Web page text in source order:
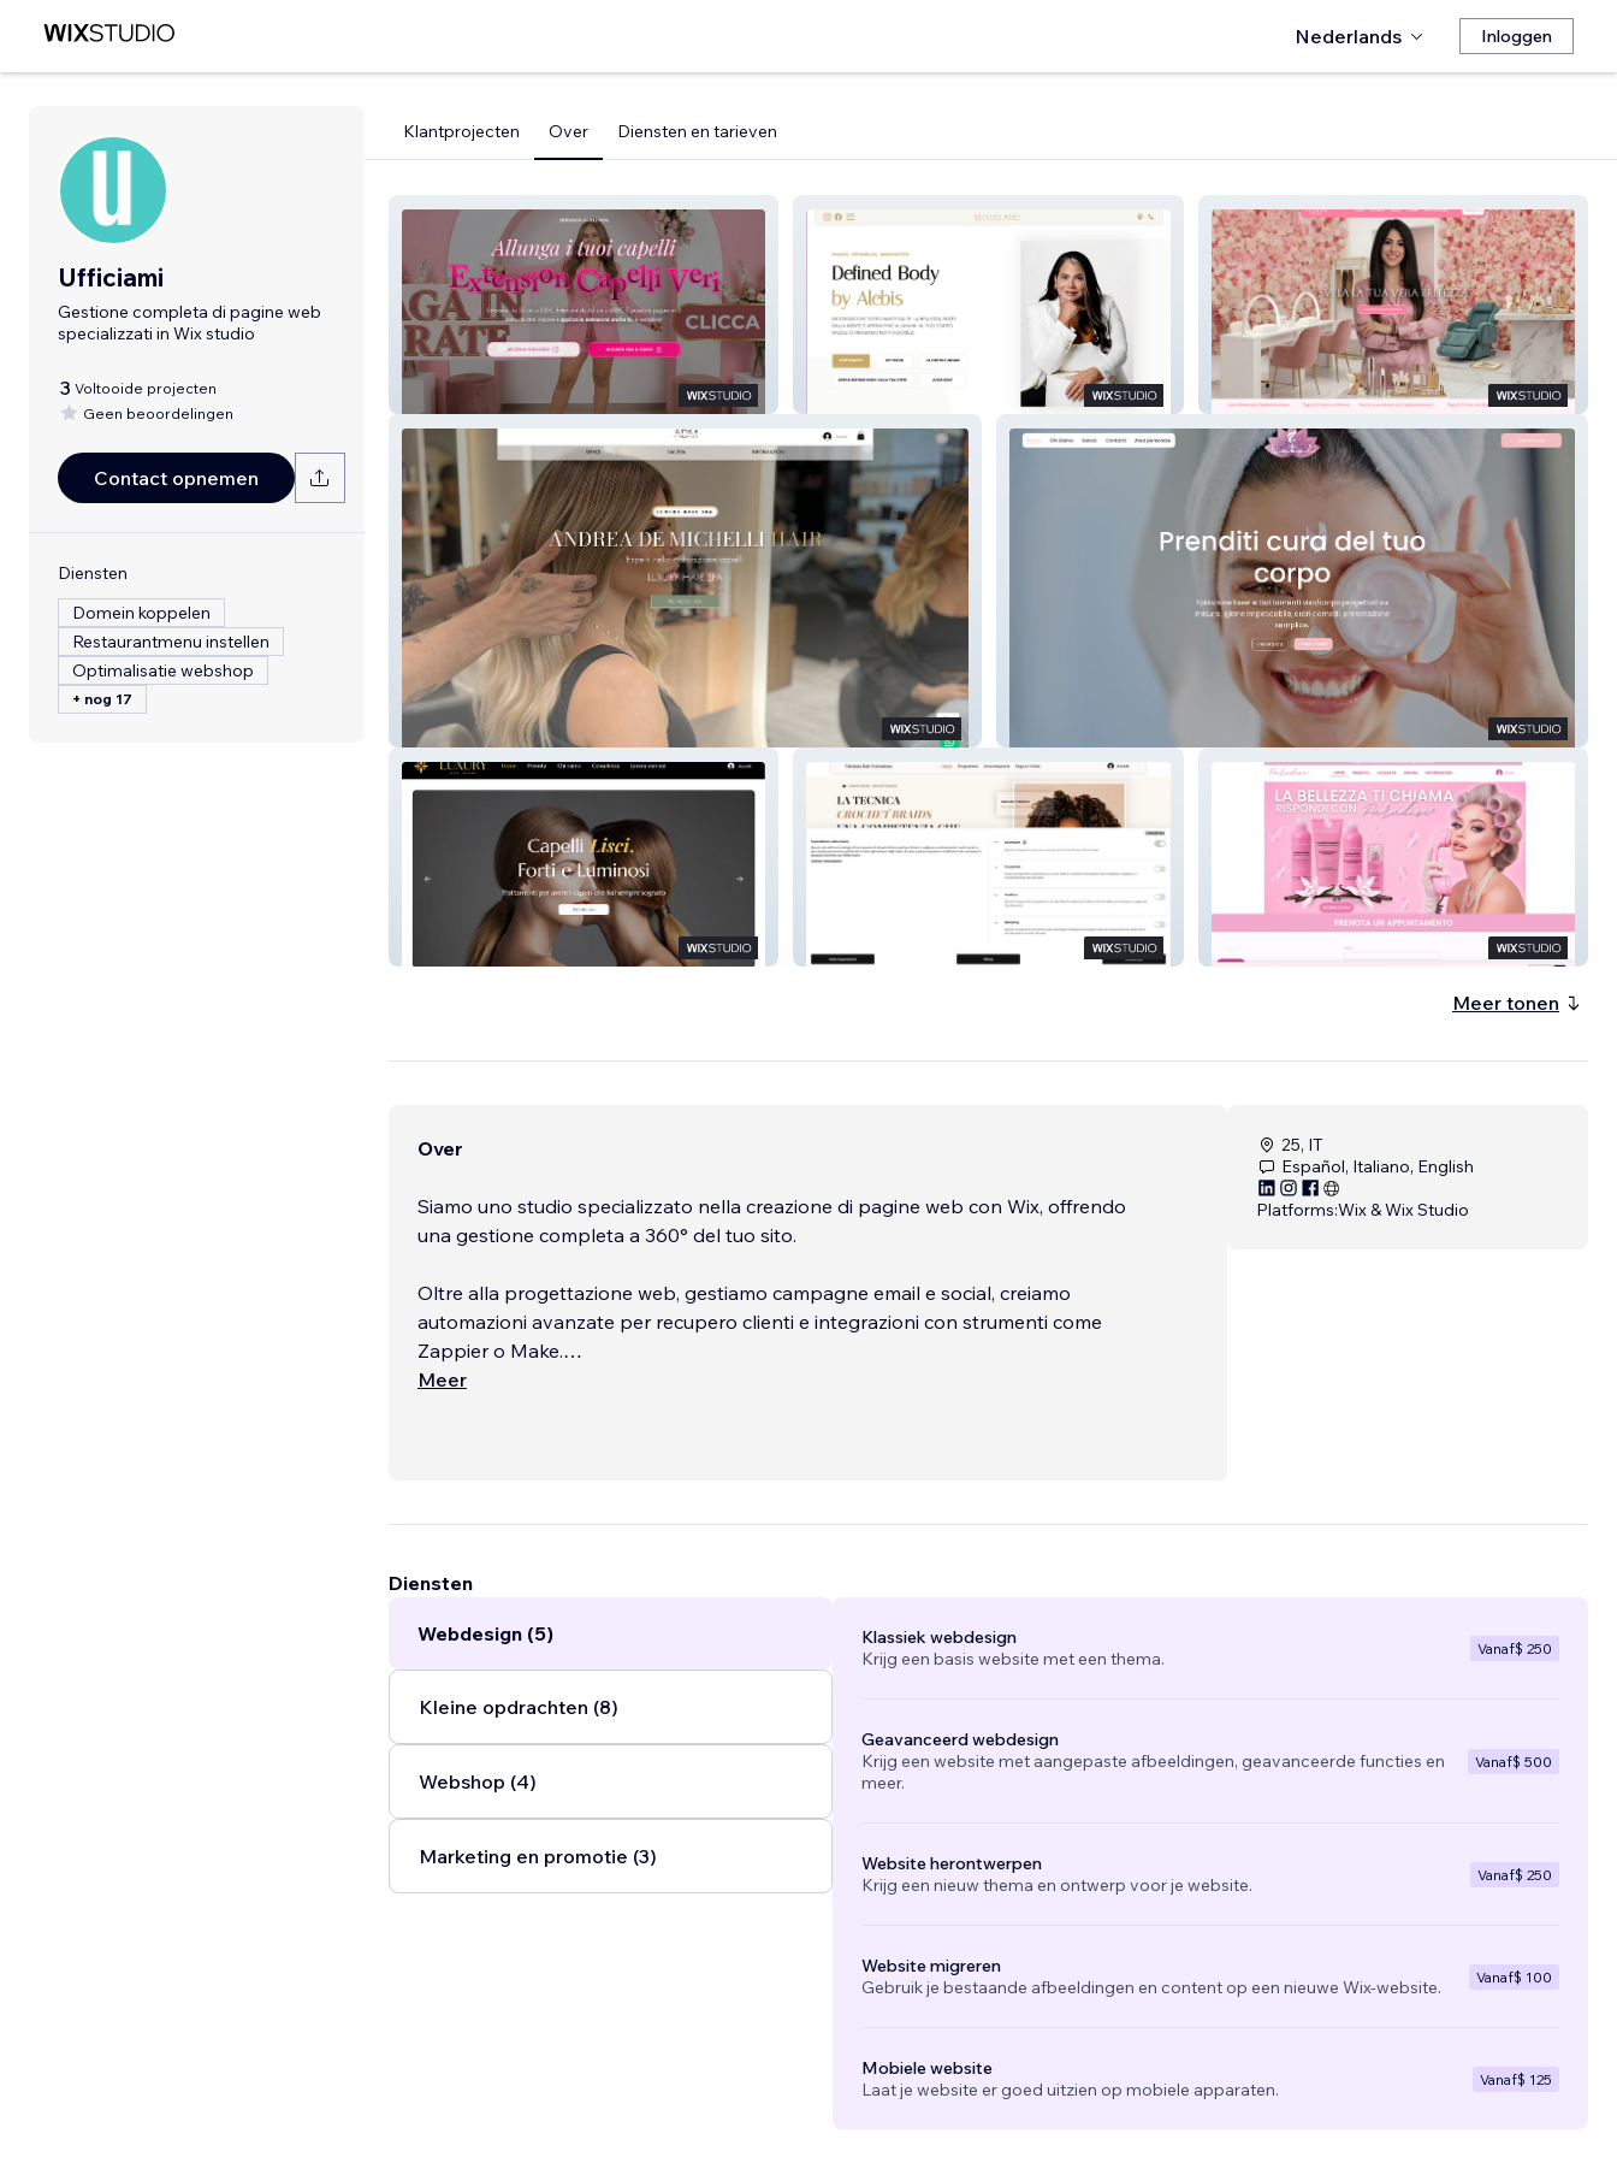
Nederlands Inloggen
Ufficiami
Gestione completa di pagine web
specializzati in Wix studio
3 Voltooide projecten
Geen beoordelingen
Contact opnemen
Diensten
Domein koppelen
Restaurantmenu instellen
Optimalisatie webshop
+ nog 17
Klantprojecten Over Diensten en tarieven
Extension Capelli Michelle Venere Milano
ADM hair nuovo
Luxury Hair Milano Taleinna Hair Extensions
Meer tonen
Over
Siamo uno studio specializzato nella creazione di pagine web con Wix, offrendo
una gestione completa a 360° del tuo sito.
Oltre alla progettazione web, gestiamo campagne email e social, creiamo
automazioni avanzate per recupero clienti e integrazioni con strumenti come
Zappier o Make.
Meer
25, IT
Español, Italiano, English
Platforms:Wix & Wix Studio
Diensten
Webdesign (5)
Kleine opdrachten (8)
Webshop (4)
Marketing en promotie (3)
Klassiek webdesign
Krijg een basis website met een thema.
Vanaf$ 250
Geavanceerd webdesign
Krijg een website met aangepaste afbeeldingen, geavanceerde functies en
meer.
Vanaf$ 500
Website herontwerpen
Krijg een nieuw thema en ontwerp voor je website.
Vanaf$ 250
Website migreren
Gebruik je bestaande afbeeldingen en content op een nieuwe Wix-website.
Vanaf$ 100
Mobiele website
Laat je website er goed uitzien op mobiele apparaten.
Vanaf$ 125